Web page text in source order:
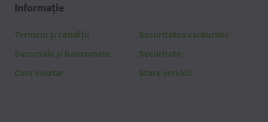
Informație
Termeni și condiții
Sucursale și bancomate
Curs valutar
Securitatea cardurilor
Securitate
Stare servicii